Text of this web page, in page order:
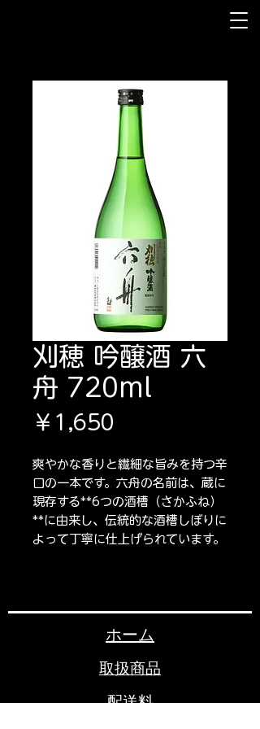
刈穂 吟醸酒 六
舟 720ml
￥1,650
爽やかな香りと繊細な旨みを持つ辛
口の一本です。六舟の名前は、蔵に
現存する**6つの酒槽（さかふね）
**に由来し、伝統的な酒槽しぼりに
よって丁寧に仕上げられています。
ホーム
取扱商品
配送料